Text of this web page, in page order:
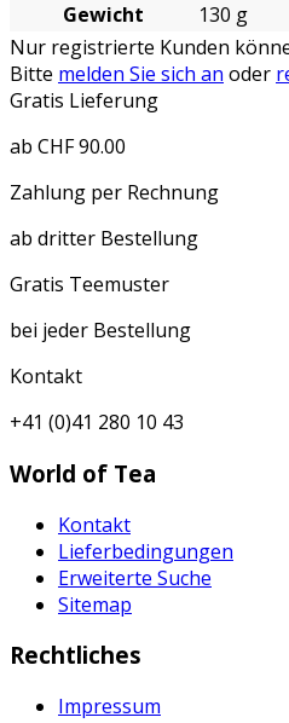
Gewicht
130 g
Nur registrierte Kunden
Bitte melden Sie sich an oder
Gratis Lieferung
ab CHF 90.00
Zahlung per Rechnung
ab dritter Bestellung
Gratis Teemuster
bei jeder Bestellung
Kontakt
+41 (0)41 280 10 43
World of Tea
Kontakt
Lieferbedingungen
Erweiterte Suche
Sitemap
Rechtliches
Impressum